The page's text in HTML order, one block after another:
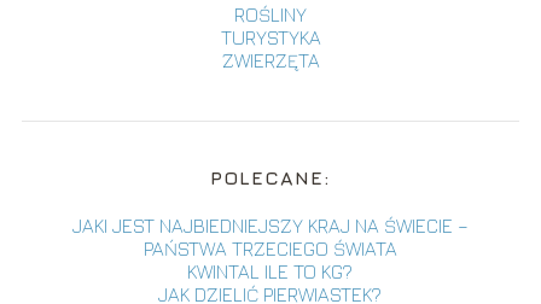
ROŚLINY
TURYSTYKA
ZWIERZĘTA
POLECANE:
JAKI JEST NAJBIEDNIEJSZY KRAJ NA ŚWIECIE –
PAŃSTWA TRZECIEGO ŚWIATA
KWINTAL ILE TO KG?
JAK DZIELIĆ PIERWIASTEK?